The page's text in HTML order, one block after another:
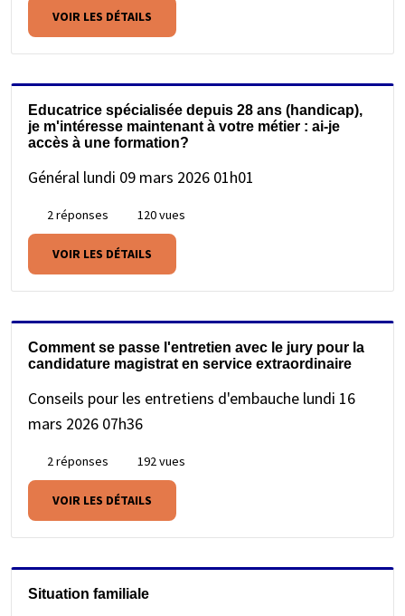
VOIR LES DÉTAILS
Educatrice spécialisée depuis 28 ans (handicap),
je m'intéresse maintenant à votre métier : ai-je
accès à une formation?
Général lundi 09 mars 2026 01h01
2 réponses 120 vues
VOIR LES DÉTAILS
Comment se passe l'entretien avec le jury pour la
candidature magistrat en service extraordinaire
Conseils pour les entretiens d'embauche lundi 16
mars 2026 07h36
2 réponses 192 vues
VOIR LES DÉTAILS
Situation familiale